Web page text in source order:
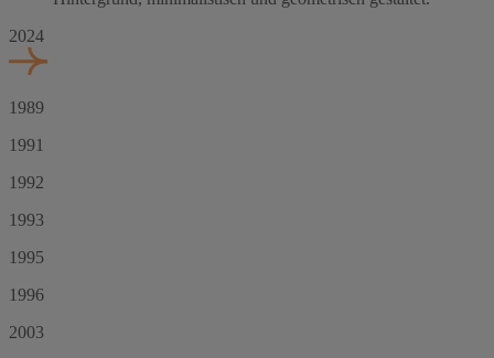
2024
1989
1991
1992
1993
1995
1996
2003